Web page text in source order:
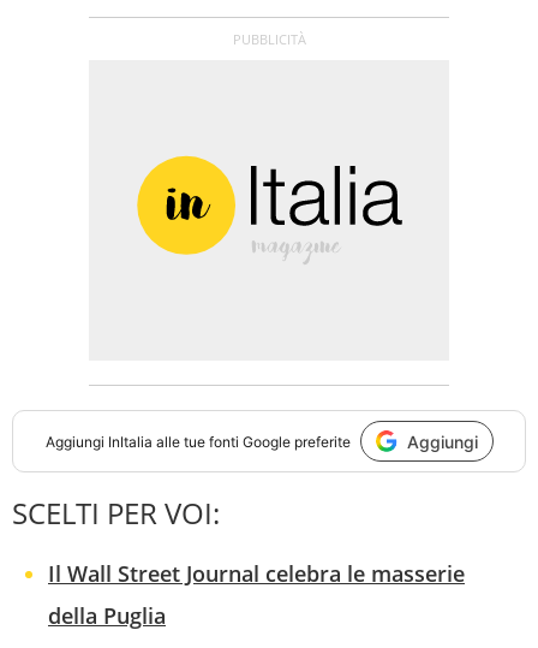
Aggiungi InItalia alle tue fonti Google preferite Aggiungi
SCELTI PER VOI:
Il Wall Street Journal celebra le masserie
della Puglia